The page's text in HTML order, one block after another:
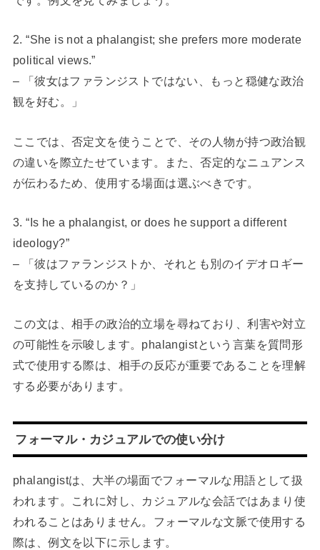
2. “She is not a phalangist; she prefers more moderate
political views.”
– 「彼女はファランジストではない、もっと穏健な政治
観を好む。」
ここでは、否定文を使うことで、その人物が持つ政治観
の違いを際立たせています。また、否定的なニュアンス
が伝わるため、使用する場面は選ぶべきです。
3. “Is he a phalangist, or does he support a different
ideology?”
– 「彼はファランジストか、それとも別のイデオロギー
を支持しているのか？」
この文は、相手の政治的立場を尋ねており、利害や対立
の可能性を示唆します。phalangistという言葉を質問形
式で使用する際は、相手の反応が重要であることを理解
する必要があります。
フォーマル・カジュアルでの使い分け
phalangistは、大半の場面でフォーマルな用語として扱
われます。これに対し、カジュアルな会話ではあまり使
われることはありません。フォーマルな文脈で使用する
際は、例文を以下に示します。